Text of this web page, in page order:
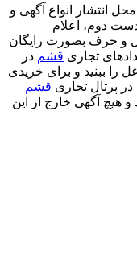
انتشار انواع آگهی و
دوم، اعلام
و حرف بصورت رایگان
تجاری قشم در
را ببنید و برای خریدی
پرتال تجاری قشم
هیچ آگهی خارج از این